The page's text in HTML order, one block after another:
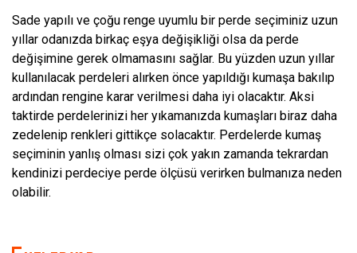
Sade yapılı ve çoğu renge uyumlu bir perde seçiminiz uzun
yıllar odanızda birkaç eşya değişikliği olsa da perde
değişimine gerek olmamasını sağlar. Bu yüzden uzun yıllar
kullanılacak perdeleri alırken önce yapıldığı kumaşa bakılıp
ardından rengine karar verilmesi daha iyi olacaktır. Aksi
taktirde perdelerinizi her yıkamanızda kumaşları biraz daha
zedelenip renkleri gittikçe solacaktır. Perdelerde kumaş
seçiminin yanlış olması sizi çok yakın zamanda tekrardan
kendinizi perdeciye perde ölçüsü verirken bulmanıza neden
olabilir.